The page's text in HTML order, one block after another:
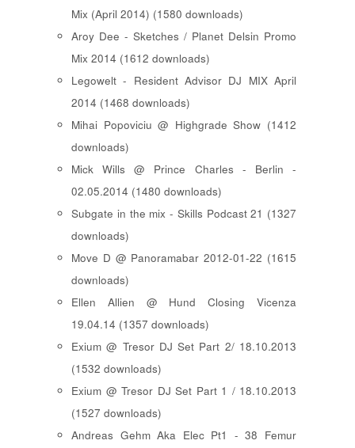
Mix (April 2014) (1580 downloads)
Aroy Dee - Sketches / Planet Delsin Promo
Mix 2014 (1612 downloads)
Legowelt - Resident Advisor DJ MIX April
2014 (1468 downloads)
Mihai Popoviciu @ Highgrade Show (1412
downloads)
Mick Wills @ Prince Charles - Berlin -
02.05.2014 (1480 downloads)
Subgate in the mix - Skills Podcast 21 (1327
downloads)
Move D @ Panoramabar 2012-01-22 (1615
downloads)
Ellen Allien @ Hund Closing Vicenza
19.04.14 (1357 downloads)
Exium @ Tresor DJ Set Part 2/ 18.10.2013
(1532 downloads)
Exium @ Tresor DJ Set Part 1 / 18.10.2013
(1527 downloads)
Andreas Gehm Aka Elec Pt1 - 38 Femur